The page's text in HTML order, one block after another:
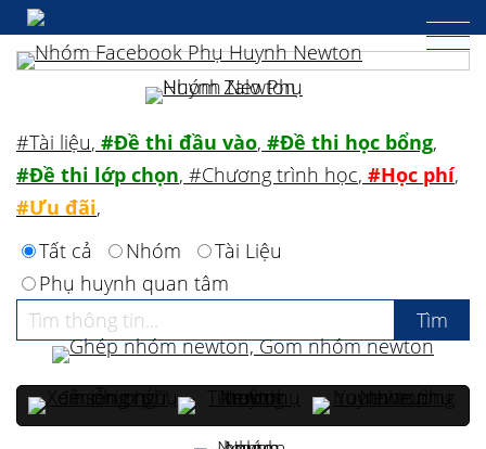
#Tài liệu, #Đề thi đầu vào, #Đề thi học bổng,
#Đề thi lớp chọn, #Chương trình học, #Học phí,
#Ưu đãi,
Tất cả
Nhóm
Tài Liệu
Phụ huynh quan tâm